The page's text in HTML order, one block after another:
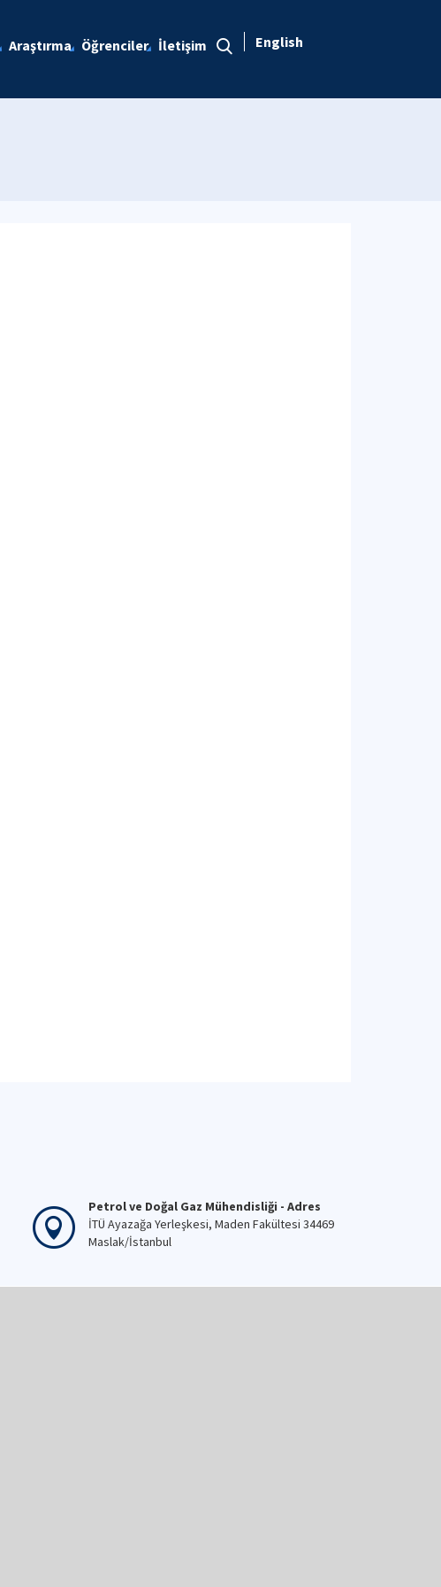
Araştırma Öğrenciler İletişim English
Petrol ve Doğal Gaz Mühendisliği - Adres
İTÜ Ayazağa Yerleşkesi, Maden Fakültesi 34469
Maslak/İstanbul